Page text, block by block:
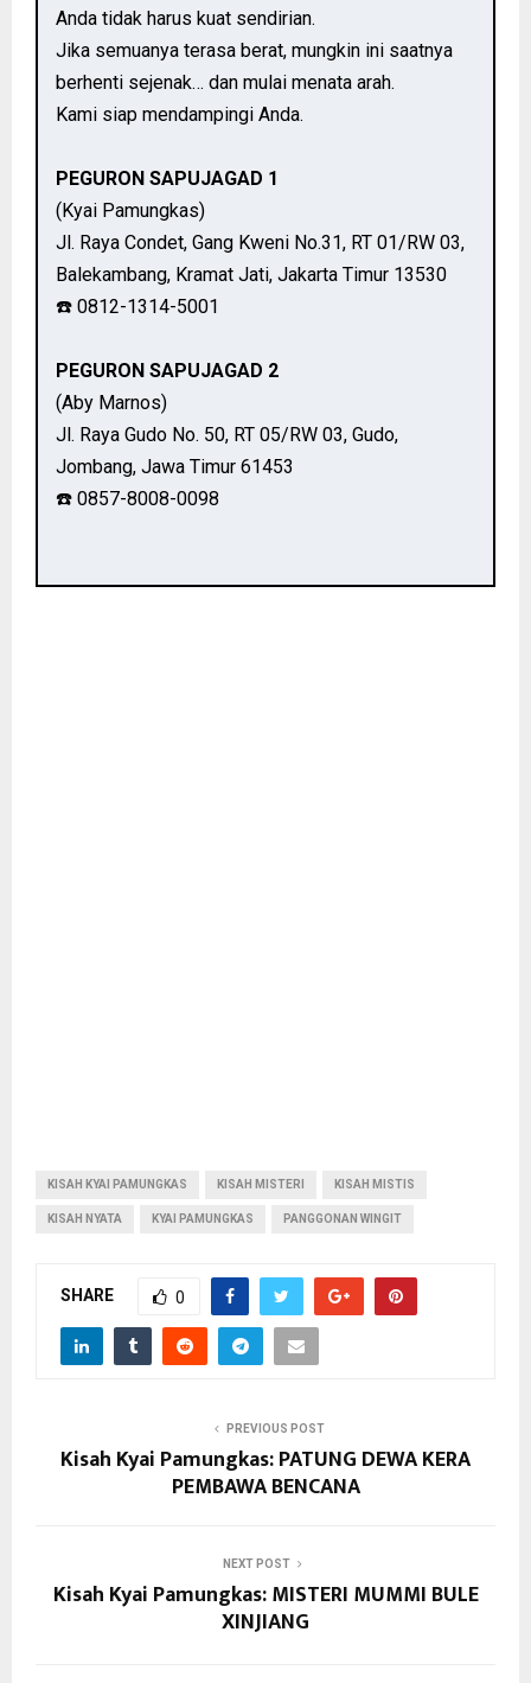
Anda tidak harus kuat sendirian.
Jika semuanya terasa berat, mungkin ini saatnya
berhenti sejenak… dan mulai menata arah.
Kami siap mendampingi Anda.
PEGURON SAPUJAGAD 1
(Kyai Pamungkas)
Jl. Raya Condet, Gang Kweni No.31, RT 01/RW 03,
Balekambang, Kramat Jati, Jakarta Timur 13530
☎️ 0812-1314-5001
PEGURON SAPUJAGAD 2
(Aby Marnos)
Jl. Raya Gudo No. 50, RT 05/RW 03, Gudo,
Jombang, Jawa Timur 61453
☎️ 0857-8008-0098
KISAH KYAI PAMUNGKAS KISAH MISTERI KISAH MISTIS
KISAH NYATA KYAI PAMUNGKAS PANGGONAN WINGIT
SHARE 0
PREVIOUS POST
Kisah Kyai Pamungkas: PATUNG DEWA KERA
PEMBAWA BENCANA
NEXT POST
Kisah Kyai Pamungkas: MISTERI MUMMI BULE
XINJIANG